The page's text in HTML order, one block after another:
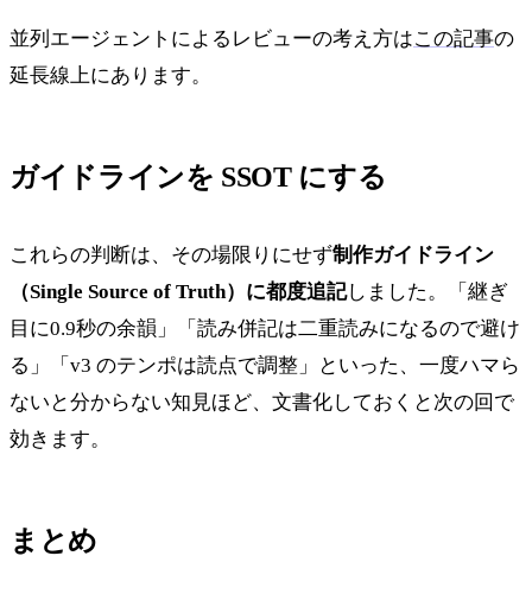
並列エージェントによるレビューの考え方はこの記事の
延長線上にあります。
ガイドラインを SSOT にする
これらの判断は、その場限りにせず制作ガイドライン
（Single Source of Truth）に都度追記しました。「継ぎ
目に0.9秒の余韻」「読み併記は二重読みになるので避け
る」「v3 のテンポは読点で調整」といった、一度ハマら
ないと分からない知見ほど、文書化しておくと次の回で
効きます。
まとめ